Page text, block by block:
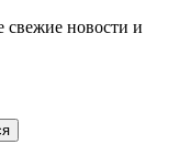
свежие новости и